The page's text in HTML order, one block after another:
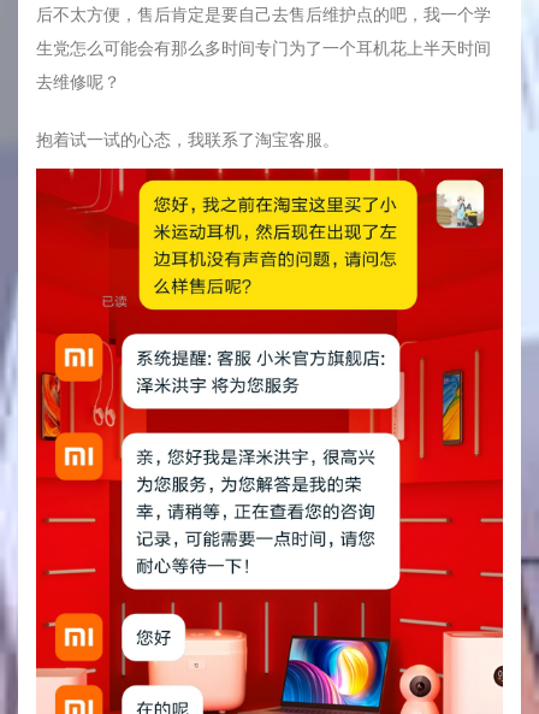
后不太方便，售后肯定是要自己去售后维护点的吧，我一个学
生党怎么可能会有那么多时间专门为了一个耳机花上半天时间
去维修呢？
抱着试一试的心态，我联系了淘宝客服。